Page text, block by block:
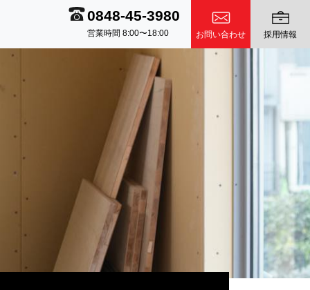
0848-45-3980
営業時間 8:00〜18:00 お問い合わせ 採用情報